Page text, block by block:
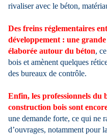
rivaliser avec le béton,
Des freins réglementaires
développement : une
élaborée autour du béton,
bois et amènent quelques
des bureaux de contrôle.
Enfin, les professionnels du
construction bois sont
une demande forte, ce qui ne
d’ouvrages, notamment pour